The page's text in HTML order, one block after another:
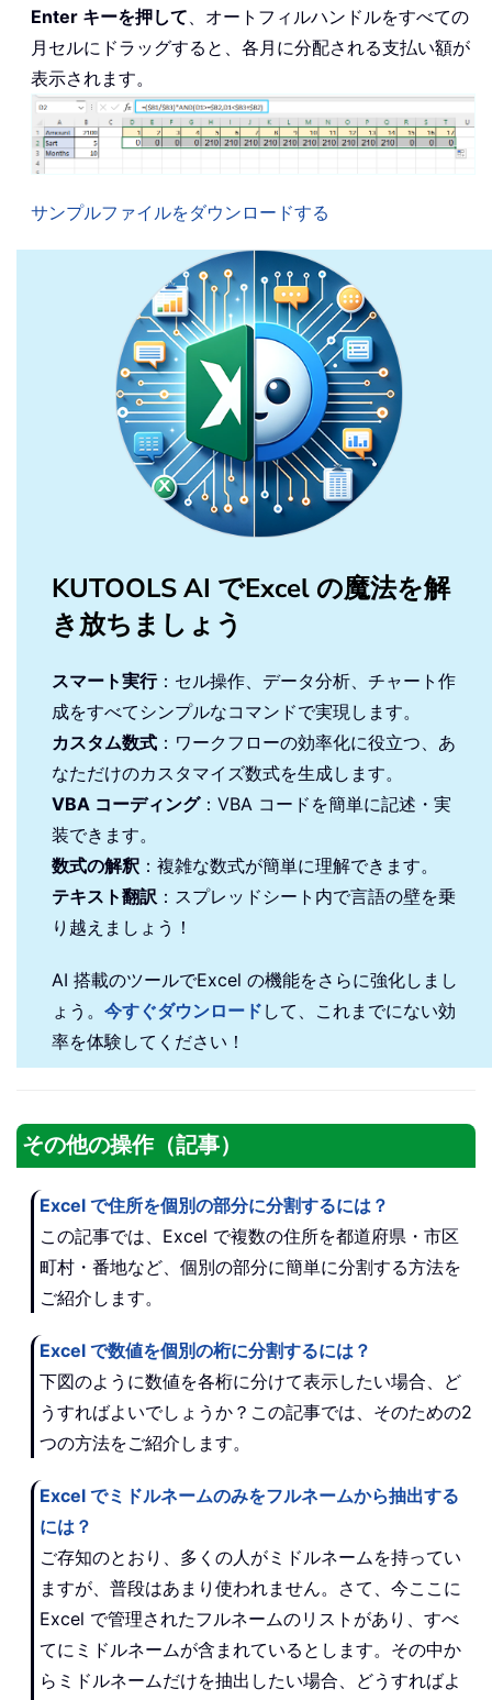
Enter キーを押して 、オートフィルハンドルをすべての
月セルにドラッグすると、各月に分配される支払い額が
表示されます。
サンプルファイルをダウンロードする
KUTOOLS AI でExcel の魔法を解
き放ちましょう
スマート実行：セル操作、データ分析、チャート作
成をすべてシンプルなコマンドで実現します。
カスタム数式 ：ワークフローの効率化に役立つ、あ
なただけのカスタマイズ数式を生成します。
VBA コーディング：VBA コードを簡単に記述・実
装できます。
数式の解釈 ：複雑な数式が簡単に理解できます。
テキスト翻訳 ：スプレッドシート内で言語の壁を乗
り越えましょう！
AI 搭載のツールでExcel の機能をさらに強化しまし
ょう。 今すぐダウンロード して、これまでにない効
率を体験してください！
その他の操作（記事）
Excel で住所を個別の部分に分割するには？
この記事では、Excel で複数の住所を都道府県・市区
町村・番地など、個別の部分に簡単に分割する方法を
ご紹介します。
Excel で数値を個別の桁に分割するには？
下図のように数値を各桁に分けて表示したい場合、ど
うすればよいでしょうか？この記事では、そのための2
つの方法をご紹介します。
Excel でミドルネームのみをフルネームから抽出する
には？
ご存知のとおり、多くの人がミドルネームを持ってい
ますが、普段はあまり使われません。さて、今ここに
Excel で管理されたフルネームのリストがあり、すべ
てにミドルネームが含まれているとします。その中か
らミドルネームだけを抽出したい場合、どうすればよ